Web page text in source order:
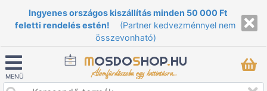
Ingyenes országos kiszállítás minden 50 000 Ft
feletti rendelés estén!
(Partner kedvezménnyel nem
összevonható)
MENÜ
MOSDOSHOP.HU
Álomfürdőszoba egy kattintásra...